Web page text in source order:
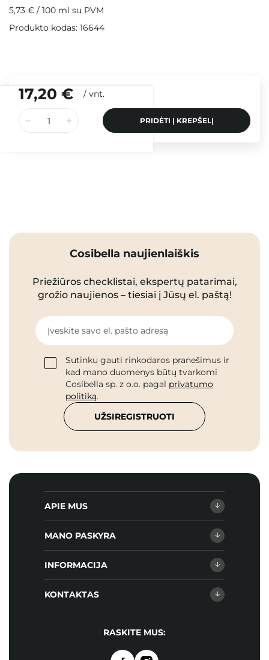
17,20 € / vnt.
PRIDĖTI Į KREPŠELĮ
5,73 € / 100 ml su PVM
Produkto kodas: 16644
Cosibella naujienlaiškis
Priežiūros checklistai, ekspertų patarimai,
grožio naujienos – tiesiai į Jūsų el. paštą!
Įveskite savo el. pašto adresą
Sutinku gauti rinkodaros pranešimus ir
kad mano duomenys būtų tvarkomi
Cosibella sp. z o.o. pagal privatumo
politiką.
UŽSIREGISTRUOTI
APIE MUS
MANO PASKYRA
INFORMACIJA
KONTAKTAS
RASKITE MUS: